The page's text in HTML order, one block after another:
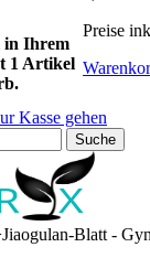
Preise
Ihrem
1 Artikel
Kasse gehen
Suche
Jiaogulan-Blatt -